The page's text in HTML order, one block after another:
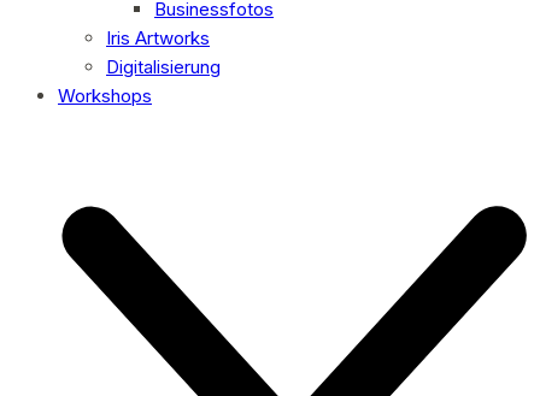
Businessfotos
Iris Artworks
Digitalisierung
Workshops